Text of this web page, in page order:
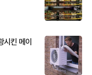
시킨 메이